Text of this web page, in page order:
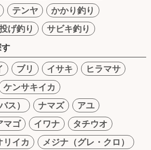
テンヤ
かかり釣り
げ釣り
サビキ釣り
ブリ イサキ
ヒラマサ
ケンサキイカ
ス）
ナマズ
アユ
マゴ イワナ
タチウオ
リイカ
メジナ（グレ・クロ）